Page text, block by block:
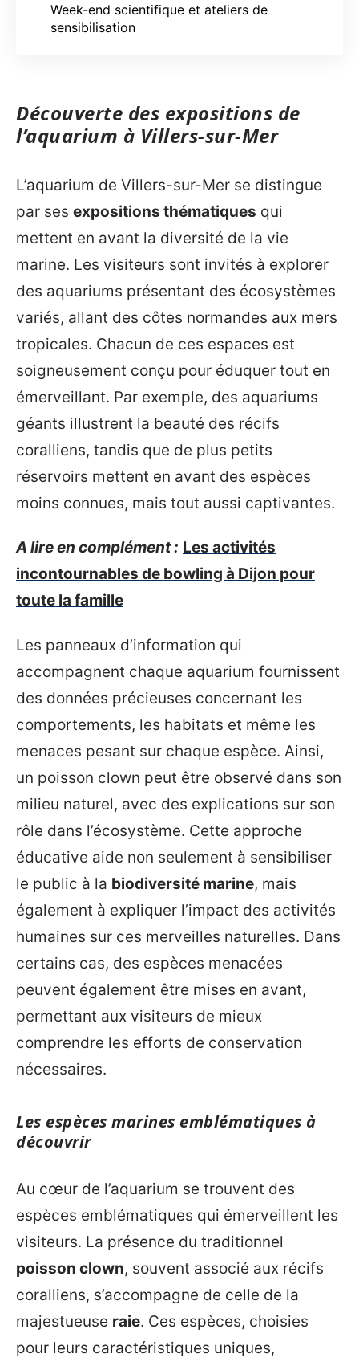
Week-end scientifique et ateliers de
sensibilisation
Découverte des expositions de
l’aquarium à Villers-sur-Mer
L’aquarium de Villers-sur-Mer se distingue
par ses expositions thématiques qui
mettent en avant la diversité de la vie
marine. Les visiteurs sont invités à explorer
des aquariums présentant des écosystèmes
variés, allant des côtes normandes aux mers
tropicales. Chacun de ces espaces est
soigneusement conçu pour éduquer tout en
émerveillant. Par exemple, des aquariums
géants illustrent la beauté des récifs
coralliens, tandis que de plus petits
réservoirs mettent en avant des espèces
moins connues, mais tout aussi captivantes.
A lire en complément : Les activités
incontournables de bowling à Dijon pour
toute la famille
Les panneaux d’information qui
accompagnent chaque aquarium fournissent
des données précieuses concernant les
comportements, les habitats et même les
menaces pesant sur chaque espèce. Ainsi,
un poisson clown peut être observé dans son
milieu naturel, avec des explications sur son
rôle dans l’écosystème. Cette approche
éducative aide non seulement à sensibiliser
le public à la biodiversité marine, mais
également à expliquer l’impact des activités
humaines sur ces merveilles naturelles. Dans
certains cas, des espèces menacées
peuvent également être mises en avant,
permettant aux visiteurs de mieux
comprendre les efforts de conservation
nécessaires.
Les espèces marines emblématiques à
découvrir
Au cœur de l’aquarium se trouvent des
espèces emblématiques qui émerveillent les
visiteurs. La présence du traditionnel
poisson clown, souvent associé aux récifs
coralliens, s’accompagne de celle de la
majestueuse raie. Ces espèces, choisies
pour leurs caractéristiques uniques,